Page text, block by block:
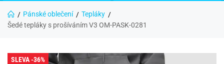
Pánské oblečení
Tepláky
Šedé tepláky s prošíváním V3 OM-PASK-0281
SLEVA -36%